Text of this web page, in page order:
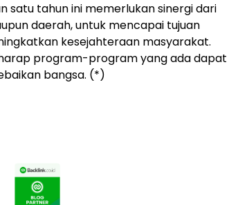
satu tahun ini memerlukan sinergi dari
daerah, untuk mencapai tujuan
kesejahteraan masyarakat.
program-program yang ada dapat
bangsa. (*)